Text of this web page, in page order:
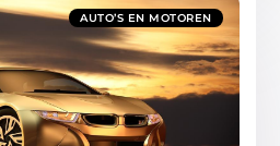
AUTO’S EN MOTOREN